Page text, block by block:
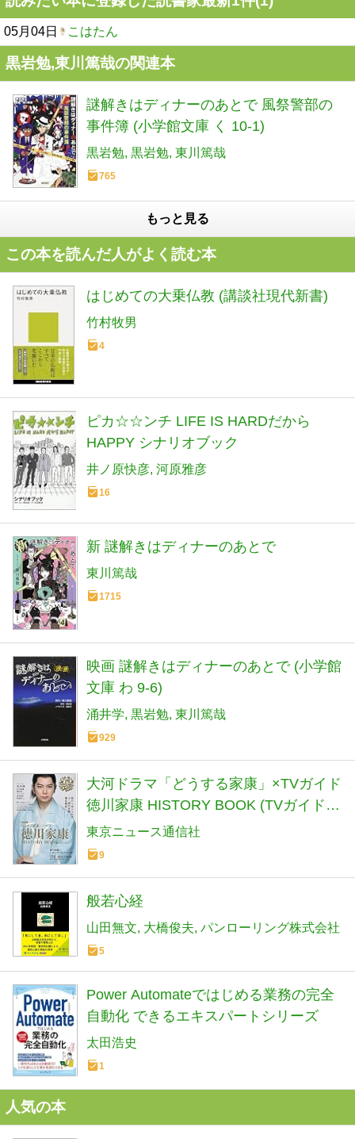
05月04日 こはたん
黒岩勉,東川篤哉の関連本
謎解きはディナーのあとで 風祭警部の
事件簿 (小学館文庫 く 10-1)
黒岩勉 黒岩勉 東川篤哉
765
もっと見る
この本を読んだ人がよく読む本
はじめての大乗仏教 (講談社現代新書)
竹村牧男
4
ピカ☆☆ンチ LIFE IS HARDだから
HAPPY シナリオブック
井ノ原快彦 河原雅彦
16
新 謎解きはディナーのあとで
東川篤哉
1715
映画 謎解きはディナーのあとで (小学館
文庫 わ 9-6)
涌井学 黒岩勉 東川篤哉
929
大河ドラマ「どうする家康」×TVガイド
徳川家康 HISTORY BOOK (TVガイド
MOOK)
東京ニュース通信社
9
般若心経
山田無文 大橋俊夫 パンローリング株式会社
5
Power Automateではじめる業務の完全
自動化 できるエキスパートシリーズ
太田浩史
1
人気の本